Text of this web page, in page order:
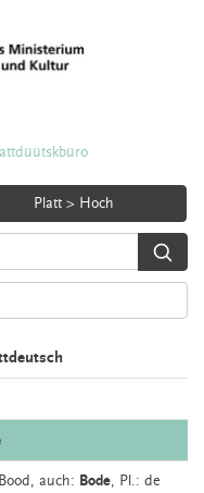
Platt > Hoch
Bood, auch: Bode, Pl.: de